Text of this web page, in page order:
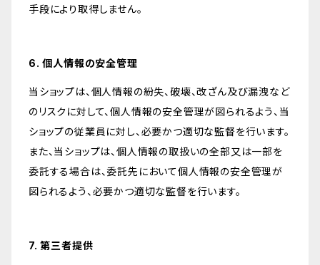
手段により取得しません。
6. 個人情報の安全管理
当ショップは、個人情報の紛失、破壊、改ざん及び漏洩など
のリスクに対して、個人情報の安全管理が図られるよう、当
ショップの従業員に対し、必要かつ適切な監督を行います。
また、当ショップは、個人情報の取扱いの全部又は一部を
委託する場合は、委託先において個人情報の安全管理が
図られるよう、必要かつ適切な監督を行います。
7. 第三者提供